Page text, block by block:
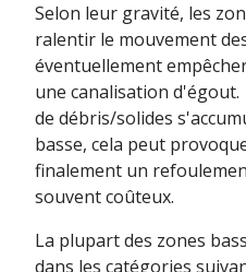
Selon leur gravité, les
ralentir le mouvement
éventuellement
une canalisation
de débris/solides
basse, cela peut
finalement un
souvent coûteux.
La plupart des zones
dans les catégories